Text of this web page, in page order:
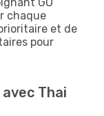
chaque
et de
pour
Thai